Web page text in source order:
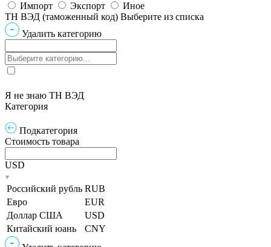
Импорт Экспорт
Иное
ТН ВЭД (таможенный код) Выберите из списка
Удалить категорию
Я не знаю ТН ВЭД
Категория
Подкатегория
Стоимость товара
USD
Российский рубль RUB
Евро
EUR
Доллар США
USD
Китайский юань
CNY